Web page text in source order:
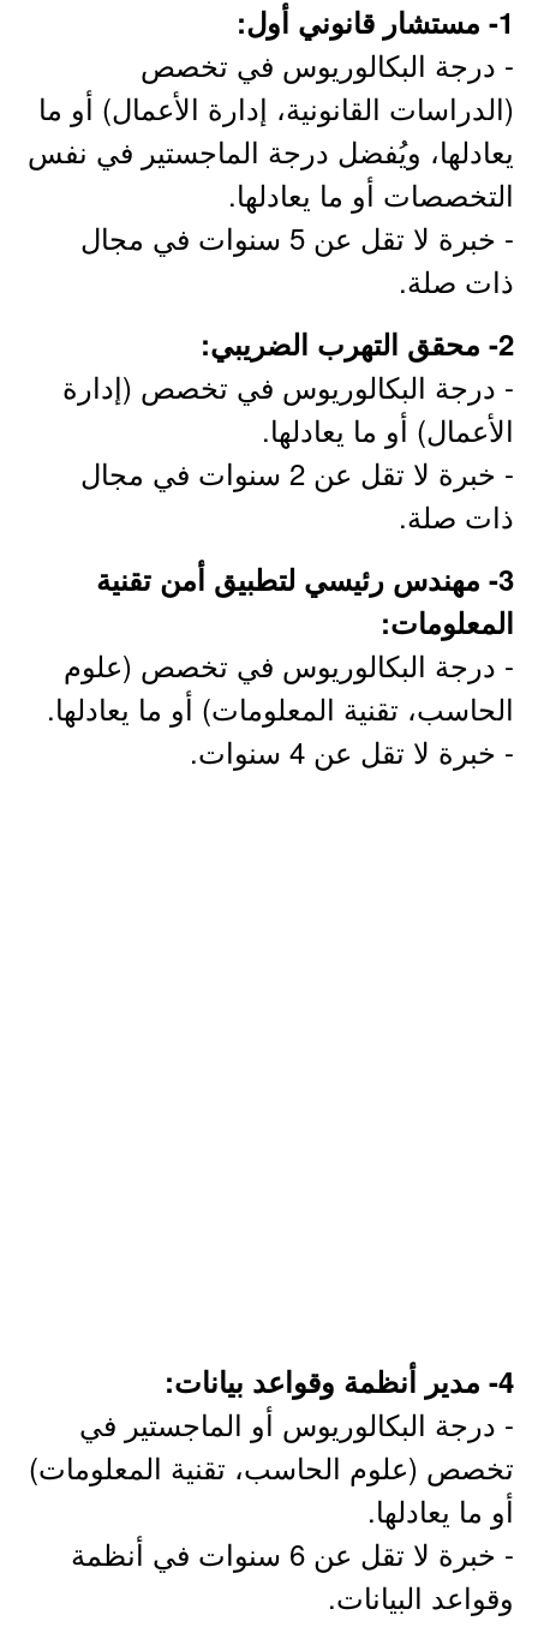
1- مستشار قانوني أول:
- درجة البكالوريوس في تخصص
(الدراسات القانونية، إدارة الأعمال) أو ما
يعادلها، ويُفضل درجة الماجستير في نفس
التخصصات أو ما يعادلها.
- خبرة لا تقل عن 5 سنوات في مجال
ذات صلة.
2- محقق التهرب الضريبي:
- درجة البكالوريوس في تخصص (إدارة
الأعمال) أو ما يعادلها.
- خبرة لا تقل عن 2 سنوات في مجال
ذات صلة.
3- مهندس رئيسي لتطبيق أمن تقنية
المعلومات:
- درجة البكالوريوس في تخصص (علوم
الحاسب، تقنية المعلومات) أو ما يعادلها.
- خبرة لا تقل عن 4 سنوات.
4- مدير أنظمة وقواعد بيانات:
- درجة البكالوريوس أو الماجستير في
تخصص (علوم الحاسب، تقنية المعلومات)
أو ما يعادلها.
- خبرة لا تقل عن 6 سنوات في أنظمة
وقواعد البيانات.